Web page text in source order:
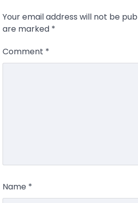
Your email address will not be
are marked *
Comment *
Name *